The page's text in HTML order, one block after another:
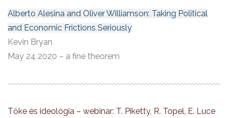
Alberto Alesina and Oliver Williamson: Taking Political
and Economic Frictions Seriously
Kevin Bryan
May 24 2020 – a fine theorem
Tőke és ideológia – webinar: T. Piketty, R. Topel, E. Luce